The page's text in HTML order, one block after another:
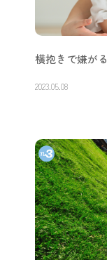
横抱きで嫌が
2023.05.08